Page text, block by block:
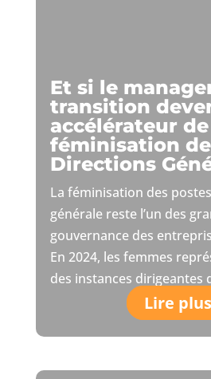
Et si le
transition
accélérateur
féminisation
Directions
La féminisation des
générale reste l’un des
gouvernance des
En 2024, les femmes
des instances dirigeantes
Lire plus